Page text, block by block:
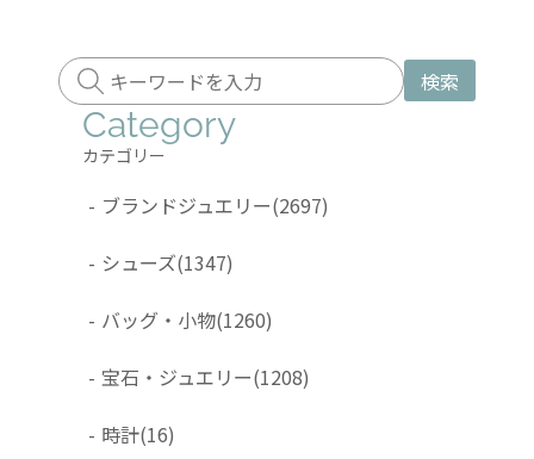
検索
Category
カテゴリー
- ブランドジュエリー(2697)
- シューズ(1347)
- バッグ・小物(1260)
- 宝石・ジュエリー(1208)
- 時計(16)